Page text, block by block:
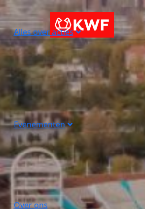
Alles over acties
Evenementen
Over ons